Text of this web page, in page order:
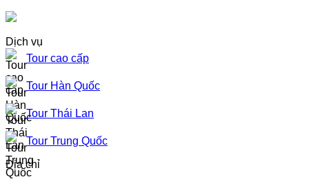
Dịch vụ
Tour cao cấp
Tour Hàn Quốc
Tour Thái Lan
Tour Trung Quốc
Địa chỉ